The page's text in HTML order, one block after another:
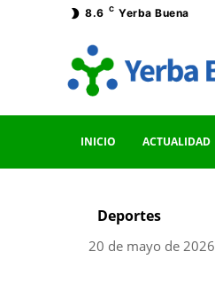
8.6 C Yerba Buena
INICIO ACTUALIDAD
Deportes
20 de mayo de 2026